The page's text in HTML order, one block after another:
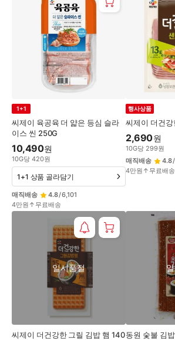
씨제이 육공육 더 얇은 등심 슬라
이스 씬 250G
1+1
10,490원
10G당 420원
매직배송 4.8/6,101
4만원↑무료배송
1+1 상품 골라담기
씨제이 더건
행사상품
2,690원
10G당 299원
매직배송
4.8/
4만원↑무료배송
씨제이 더건강한 그릴 김밥 햄 140
일시품절
동원 숯불 김